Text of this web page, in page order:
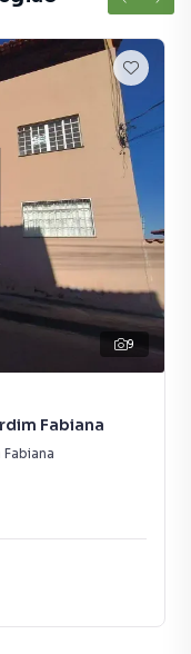
9
Fabiana